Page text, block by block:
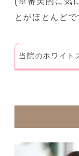
とがほとんどで
当院のホワイト